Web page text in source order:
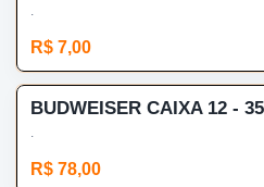
.
R$ 7,00
BUDWEISER CAIXA 12 -
.
R$ 78,00